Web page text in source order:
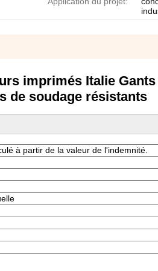
imprimés Italie
de soudage résistants
à partir de la valeur de l'indemnité.